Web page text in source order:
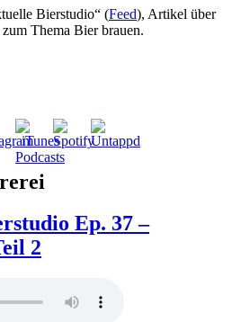
Bierstudio“ (Feed), Artikel über
Thema Bier brauen.
Ep. 37 –
2